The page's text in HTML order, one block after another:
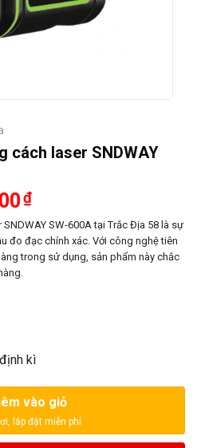
cách laser SNDWAY
₫Giá
tại
là:
1.890.000₫.
SW-600A tại Trắc Địa 58 là sự
đo đạc chính xác. Với công nghệ tiên
trong sử dụng, sản phẩm này chắc
kì
vào giỏ